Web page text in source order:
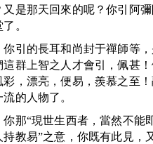
又是那天回來的呢？你引阿
。
的長耳和尚封于禪師等，
這群上智之人才會引，佩甚
彩，漂亮，便易，羨慕之至
流的人物了。
“現世生西者，當然不能即
持教易”之意，你既有此見，